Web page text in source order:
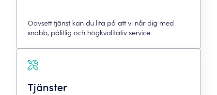
Oavsett tjänst kan du lita på att vi når dig med
snabb, pålitlig och högkvalitativ service.
Tjänster